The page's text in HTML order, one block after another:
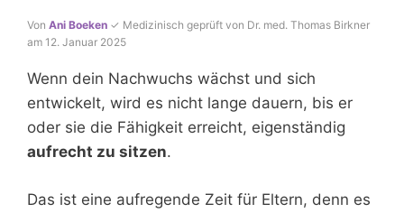
Von Ani Boeken ✓ Medizinisch geprüft von Dr. med. Thomas Birkner
am 12. Januar 2025
Wenn dein Nachwuchs wächst und sich
entwickelt, wird es nicht lange dauern, bis er
oder sie die Fähigkeit erreicht, eigenständig
aufrecht zu sitzen.
Das ist eine aufregende Zeit für Eltern, denn es